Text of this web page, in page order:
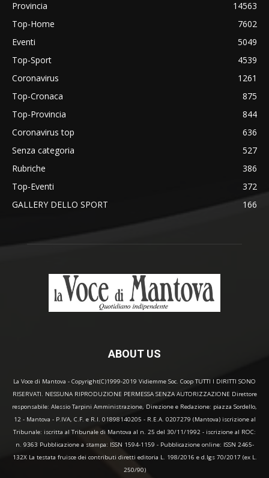
Provincia
14563
Top-Home
7602
Eventi
5049
Top-Sport
4539
Coronavirus
1261
Top-Cronaca
875
Top-Provincia
844
Coronavirus top
636
Senza categoria
527
Rubriche
386
Top-Eventi
372
GALLERY DELLO SPORT
166
ABOUT US
La Voce di Mantova - Copyright(C)1999-2019 Vidiemme Soc. Coop TUTTI I DIRITTI SONO
RISERVATI. NESSUNA RIPRODUZIONE PERMESSA SENZA AUTORIZZAZIONE Direttore
responsabile: Alessio Tarpini Amministrazione, Direzione e Redazione: piazza Sordello,
12 - Mantova - P.IVA, C.F. e R.I. 01898140205 - R.E.A. 0207279 (Mantova) iscrizione al
Tribunale: iscritta al Tribunale di Mantova al n. 25 del 30/11/1992 - iscrizione al ROC:
n. 9363 Pubblicazione a stampa: ISSN 1594-1159 - Pubblicazione online: ISSN 2465-
132X La testata fruisce dei contributi diretti editoria L. 198/2016 e d.lgs 70/2017 (ex L.
250/90)